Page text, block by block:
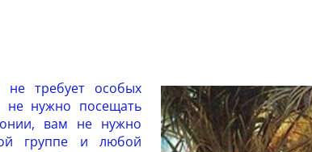
не требует особых
не нужно посещать
вам не нужно
группе и любой